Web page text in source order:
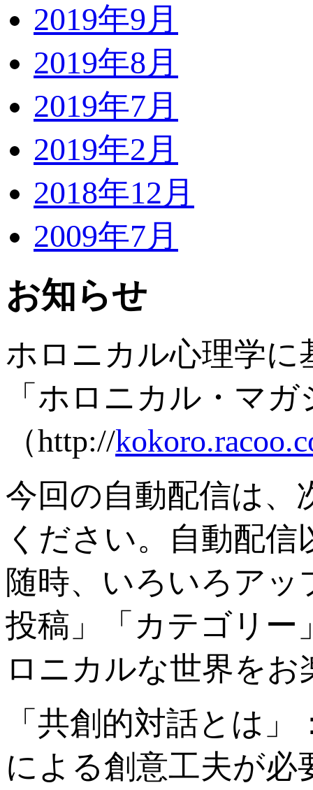
2019年9月
2019年8月
2019年7月
2019年2月
2018年12月
2009年7月
お知らせ
ホロニカル心理学に
「ホロニカル・マガ
（http://
今回の自動配信は、
ください。自動配
随時、いろいろア
投稿」「カテゴリー
ロニカルな世界を
「共創的対話とは
による創意工夫が必